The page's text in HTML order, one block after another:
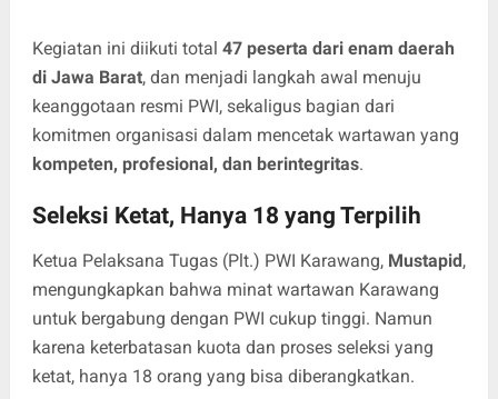
Kegiatan ini diikuti total 47 peserta dari enam daerah
di Jawa Barat, dan menjadi langkah awal menuju
keanggotaan resmi PWI, sekaligus bagian dari
komitmen organisasi dalam mencetak wartawan yang
kompeten, profesional, dan berintegritas.
Seleksi Ketat, Hanya 18 yang Terpilih
Ketua Pelaksana Tugas (Plt.) PWI Karawang, Mustapid ,
mengungkapkan bahwa minat wartawan Karawang
untuk bergabung dengan PWI cukup tinggi. Namun
karena keterbatasan kuota dan proses seleksi yang
ketat, hanya 18 orang yang bisa diberangkatkan.